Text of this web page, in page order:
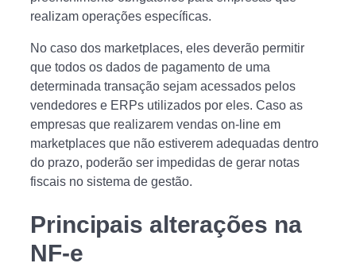
realizam operações específicas.
No caso dos marketplaces, eles deverão permitir
que todos os dados de pagamento de uma
determinada transação sejam acessados pelos
vendedores e ERPs utilizados por eles. Caso as
empresas que realizarem vendas on-line em
marketplaces que não estiverem adequadas dentro
do prazo, poderão ser impedidas de gerar notas
fiscais no sistema de gestão.
Principais alterações na
NF-e